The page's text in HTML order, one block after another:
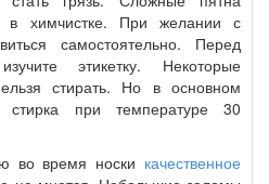
в химчистке. При желании с
самостоятельно. Перед
этикетку. Некоторые
стирать. Но в основном
стирка при температуре 30
во время носки качественное